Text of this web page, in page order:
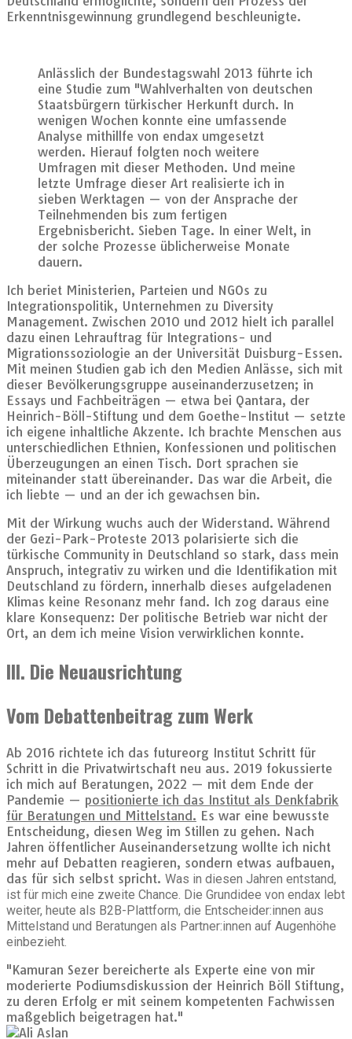
Erkenntnisgewinnung grundlegend beschleunigte.
Anlässlich der Bundestagswahl 2013 führte ich
eine Studie zum "Wahlverhalten von deutschen
Staatsbürgern türkischer Herkunft durch. In
wenigen Wochen konnte eine umfassende
Analyse mithillfe von endax umgesetzt
werden. Hierauf folgten noch weitere
Umfragen mit dieser Methoden. Und meine
letzte Umfrage dieser Art realisierte ich in
sieben Werktagen — von der Ansprache der
Teilnehmenden bis zum fertigen
Ergebnisbericht. Sieben Tage. In einer Welt, in
der solche Prozesse üblicherweise Monate
dauern.
Ich beriet Ministerien, Parteien und NGOs zu
Integrationspolitik, Unternehmen zu Diversity
Management. Zwischen 2010 und 2012 hielt ich parallel
dazu einen Lehrauftrag für Integrations- und
Migrationssoziologie an der Universität Duisburg-Essen.
Mit meinen Studien gab ich den Medien Anlässe, sich mit
dieser Bevölkerungsgruppe auseinanderzusetzen; in
Essays und Fachbeiträgen — etwa bei Qantara, der
Heinrich-Böll-Stiftung und dem Goethe-Institut — setzte
ich eigene inhaltliche Akzente. Ich brachte Menschen aus
unterschiedlichen Ethnien, Konfessionen und politischen
Überzeugungen an einen Tisch. Dort sprachen sie
miteinander statt übereinander. Das war die Arbeit, die
ich liebte — und an der ich gewachsen bin.
Mit der Wirkung wuchs auch der Widerstand. Während
der Gezi-Park-Proteste 2013 polarisierte sich die
türkische Community in Deutschland so stark, dass mein
Anspruch, integrativ zu wirken und die Identifikation mit
Deutschland zu fördern, innerhalb dieses aufgeladenen
Klimas keine Resonanz mehr fand. Ich zog daraus eine
klare Konsequenz: Der politische Betrieb war nicht der
Ort, an dem ich meine Vision verwirklichen konnte.
III. Die Neuausrichtung
Vom Debattenbeitrag zum Werk
Ab 2016 richtete ich das futureorg Institut Schritt für
Schritt in die Privatwirtschaft neu aus. 2019 fokussierte
ich mich auf Beratungen, 2022 — mit dem Ende der
Pandemie — positionierte ich das Institut als Denkfabrik
für Beratungen und Mittelstand. Es war eine bewusste
Entscheidung, diesen Weg im Stillen zu gehen. Nach
Jahren öffentlicher Auseinandersetzung wollte ich nicht
mehr auf Debatten reagieren, sondern etwas aufbauen,
das für sich selbst spricht. Was in diesen Jahren entstand,
ist für mich eine zweite Chance. Die Grundidee von endax lebt
weiter, heute als B2B-Plattform, die Entscheider:innen aus
Mittelstand und Beratungen als Partner:innen auf Augenhöhe
einbezieht.
"Kamuran Sezer bereicherte als Experte eine von mir
moderierte Podiumsdiskussion der Heinrich Böll Stiftung,
zu deren Erfolg er mit seinem kompetenten Fachwissen
maßgeblich beigetragen hat."